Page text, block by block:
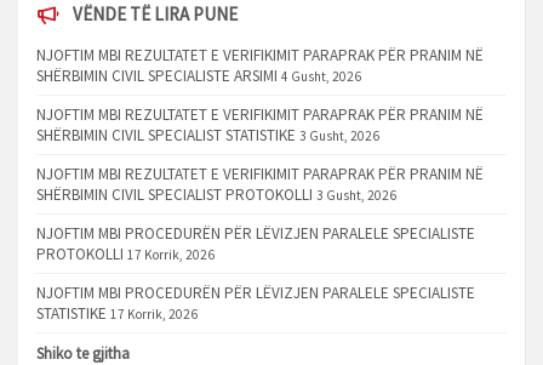
VËNDE TË LIRA PUNE
NJOFTIM MBI REZULTATET E VERIFIKIMIT PARAPRAK PËR PRANIM NË
SHËRBIMIN CIVIL SPECIALISTE ARSIMI 4 Gusht, 2026
NJOFTIM MBI REZULTATET E VERIFIKIMIT PARAPRAK PËR PRANIM NË
SHËRBIMIN CIVIL SPECIALIST STATISTIKE 3 Gusht, 2026
NJOFTIM MBI REZULTATET E VERIFIKIMIT PARAPRAK PËR PRANIM NË
SHËRBIMIN CIVIL SPECIALIST PROTOKOLLI 3 Gusht, 2026
NJOFTIM MBI PROCEDURËN PËR LËVIZJEN PARALELE SPECIALISTE
PROTOKOLLI 17 Korrik, 2026
NJOFTIM MBI PROCEDURËN PËR LËVIZJEN PARALELE SPECIALISTE
STATISTIKE 17 Korrik, 2026
Shiko te gjitha